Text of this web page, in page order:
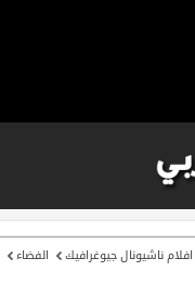
افلام ناشيونال جيوغرافيك الفضاء